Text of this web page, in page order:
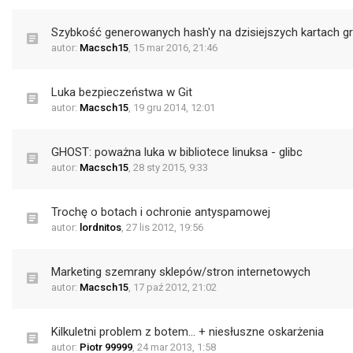
Szybkość generowanych hash'y na dzisiejszych kartach
autor: Macsch15, 15 mar 2016, 21:46
Luka bezpieczeństwa w Git
autor: Macsch15, 19 gru 2014, 12:01
GHOST: poważna luka w bibliotece linuksa - glibc
autor: Macsch15, 28 sty 2015, 9:33
Trochę o botach i ochronie antyspamowej
autor: lordnitos, 27 lis 2012, 19:56
Marketing szemrany sklepów/stron internetowych
autor: Macsch15, 17 paź 2012, 21:02
Kilkuletni problem z botem... + niesłuszne oskarżenia
autor: Piotr 99999, 24 mar 2013, 1:58